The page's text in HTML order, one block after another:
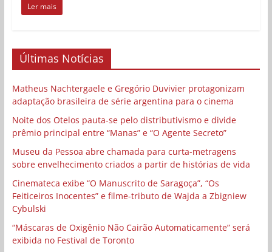
Ler mais
Últimas Notícias
Matheus Nachtergaele e Gregório Duvivier protagonizam
adaptação brasileira de série argentina para o cinema
Noite dos Otelos pauta-se pelo distributivismo e divide
prêmio principal entre “Manas” e “O Agente Secreto”
Museu da Pessoa abre chamada para curta-metragens
sobre envelhecimento criados a partir de histórias de vida
Cinemateca exibe “O Manuscrito de Saragoça”, “Os
Feiticeiros Inocentes” e filme-tributo de Wajda a Zbigniew
Cybulski
“Máscaras de Oxigênio Não Cairão Automaticamente” será
exibida no Festival de Toronto